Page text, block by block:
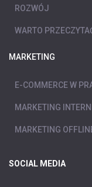
ROZWÓJ
WARTO
MARKETING
E-COMMERCE W
MARKETING
MARKETING
SOCIAL MEDIA